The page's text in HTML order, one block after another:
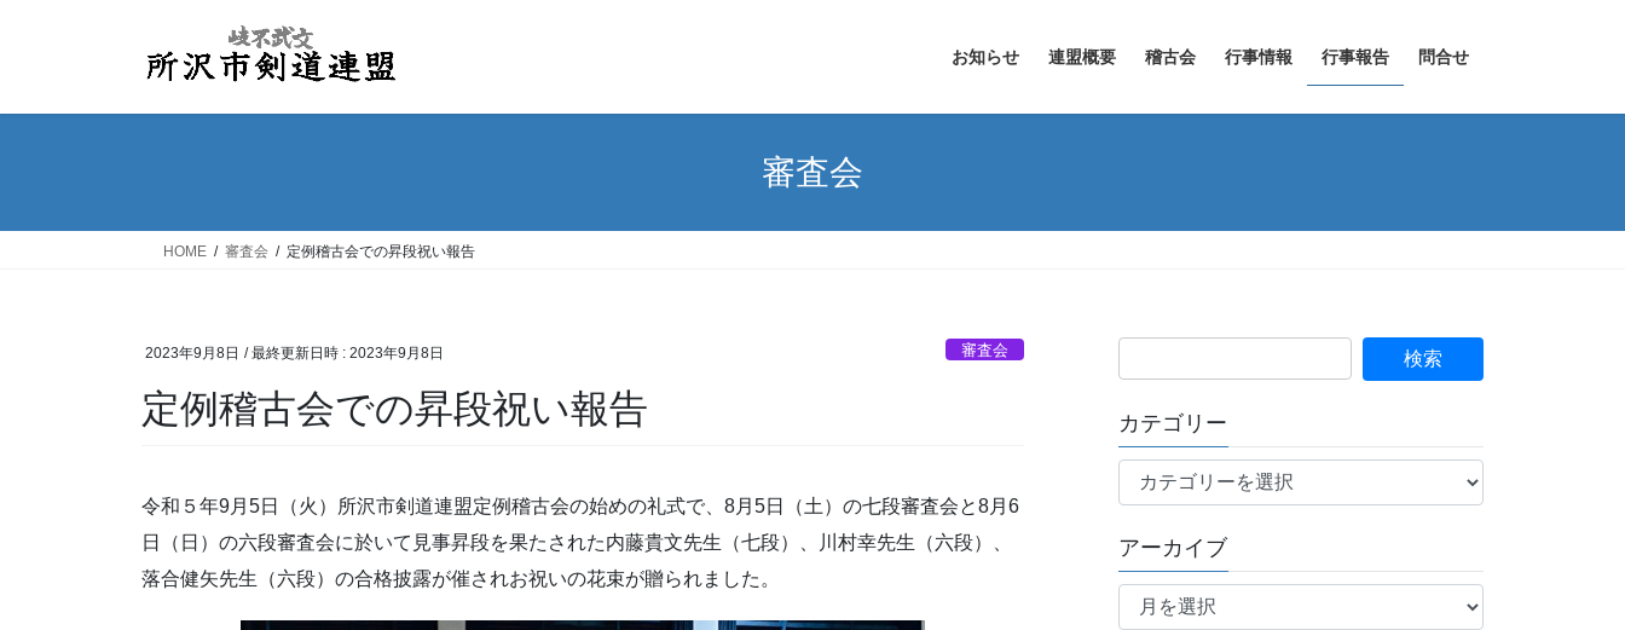
お知らせ 連盟概要 稽古会 行事情報 行事報告 問合せ
審査会
HOME 審査会 定例稽古会での昇段祝い報告
2023年9月8日 / 最終更新日時 : 2023年9月8日 審査会
定例稽古会での昇段祝い報告
令和５年9月5日（火）所沢市剣道連盟定例稽古会の始めの礼式で、8月5日（土）の七段審査会と8月6
日（日）の六段審査会に於いて見事昇段を果たされた内藤貴文先生（七段）、川村幸先生（六段）、
落合健矢先生（六段）の合格披露が催されお祝いの花束が贈られました。
カテゴリー
テ
リ
ー
アーカイブ
ア